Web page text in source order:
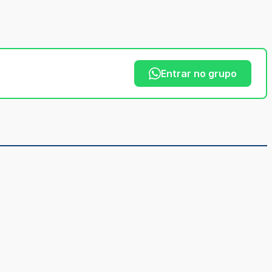
Entrar no grupo